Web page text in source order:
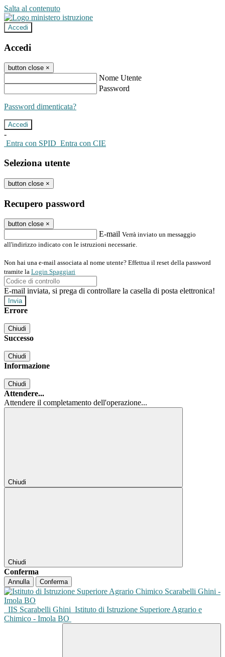
Salta al contenuto
Accedi
Accedi
button close ×
Nome Utente
Password
Password dimenticata?
-
Entra con SPID Entra con CIE
Seleziona utente
button close ×
Recupero password
button close ×
E-mail Verrà inviato un messaggio
all'indirizzo indicato con le istruzioni necessarie.
Non hai una e-mail associata al nome utente? Effettua il reset della password
tramite la Login Spaggiari
E-mail inviata, si prega di controllare la casella di posta elettronica!
Errore
Chiudi
Successo
Chiudi
Informazione
Chiudi
Attendere...
Attendere il completamento dell'operazione...
Chiudi
Chiudi
Conferma
Annulla Conferma
IIS Scarabelli Ghini Istituto di Istruzione Superiore Agrario e
Chimico - Imola BO